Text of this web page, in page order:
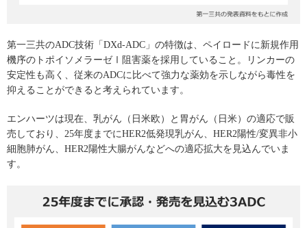
第一三共のADC技術「DXd-ADC」の特徴は、ペイロードに新規作用
機序のトポイソメラーゼⅠ阻害薬を採用していること。リンカーの
安定性も高く、従来のADCに比べて強力な薬効を示しながら毒性を
抑えることができると考えられています。
エンハーツは現在、乳がん（日米欧）と胃がん（日米）の適応で販
売しており、25年度までにHER2低発現乳がん、HER2陽性/変異非小
細胞肺がん、HER2陽性大腸がんなどへの適応拡大を見込んでいま
す。